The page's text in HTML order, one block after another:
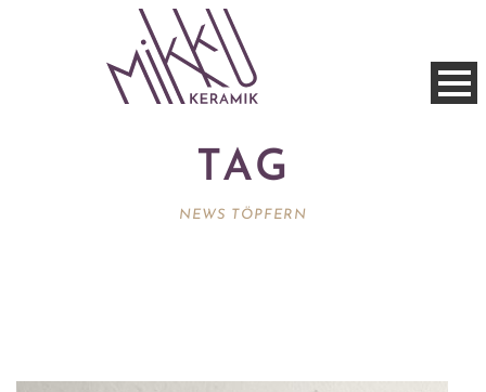
TAG
NEWS TÖPFERN